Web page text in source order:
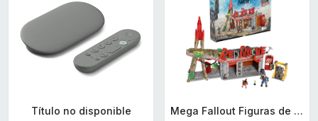
Título no disponible
Mega Fallout Figuras de acción y Juguetes de construcción, Parada de Camiones Red Rocket con 824 Piezas, 2 Personajes articulados y Accesorios, para coleccionistas, HXT00